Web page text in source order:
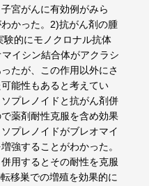
宮がんに有効例がみら
かった。2)抗がん剤の腫
的にモノクロナル抗体
イシン結合体がアクラシ
たが、この作用以外にさ
能性もあると考えてい
プレノイドと抗がん剤併
薬剤耐性克服を含め効果
プレノイドがブレオマイ
強することがわかった。
用するとその耐性を克服
移巣での増殖を効果的に